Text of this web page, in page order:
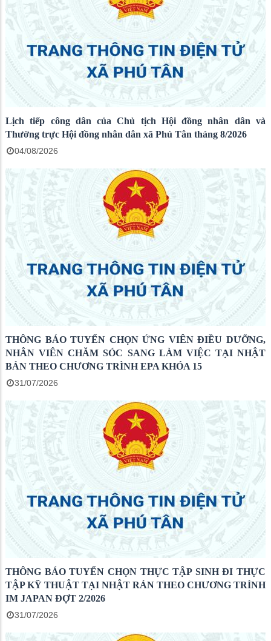
Lịch tiếp công dân của Chủ tịch Hội đồng nhân dân và
Thường trực Hội đồng nhân dân xã Phú Tân tháng 8/2026
04/08/2026
THÔNG BÁO TUYỂN CHỌN ỨNG VIÊN ĐIỀU DƯỠNG,
NHÂN VIÊN CHĂM SÓC SANG LÀM VIỆC TẠI NHẬT
BẢN THEO CHƯƠNG TRÌNH EPA KHÓA 15
31/07/2026
THÔNG BÁO TUYỂN CHỌN THỰC TẬP SINH ĐI THỰC
TẬP KỸ THUẬT TẠI NHẬT RẢN THEO CHƯƠNG TRÌNH
IM JAPAN ĐỢT 2/2026
31/07/2026